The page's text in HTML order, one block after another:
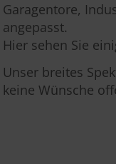
Garagentore,
angepasst.
Hier sehen Sie
Unser breites
keine Wünsche